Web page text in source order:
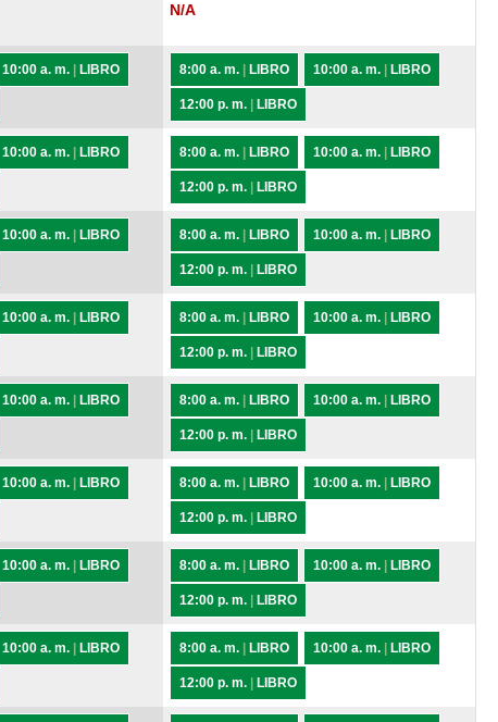
N/A
10:00 a. m. LIBRO 8:00 a. m. LIBRO 10:00 a. m. LIBRO
12:00 p. m. LIBRO
10:00 a. m. LIBRO 8:00 a. m. LIBRO 10:00 a. m. LIBRO
12:00 p. m. LIBRO
10:00 a. m. LIBRO 8:00 a. m. LIBRO 10:00 a. m. LIBRO
12:00 p. m. LIBRO
10:00 a. m. LIBRO 8:00 a. m. LIBRO 10:00 a. m. LIBRO
12:00 p. m. LIBRO
10:00 a. m. LIBRO 8:00 a. m. LIBRO 10:00 a. m. LIBRO
12:00 p. m. LIBRO
10:00 a. m. LIBRO 8:00 a. m. LIBRO 10:00 a. m. LIBRO
12:00 p. m. LIBRO
10:00 a. m. LIBRO 8:00 a. m. LIBRO 10:00 a. m. LIBRO
12:00 p. m. LIBRO
10:00 a. m. LIBRO 8:00 a. m. LIBRO 10:00 a. m. LIBRO
12:00 p. m. LIBRO